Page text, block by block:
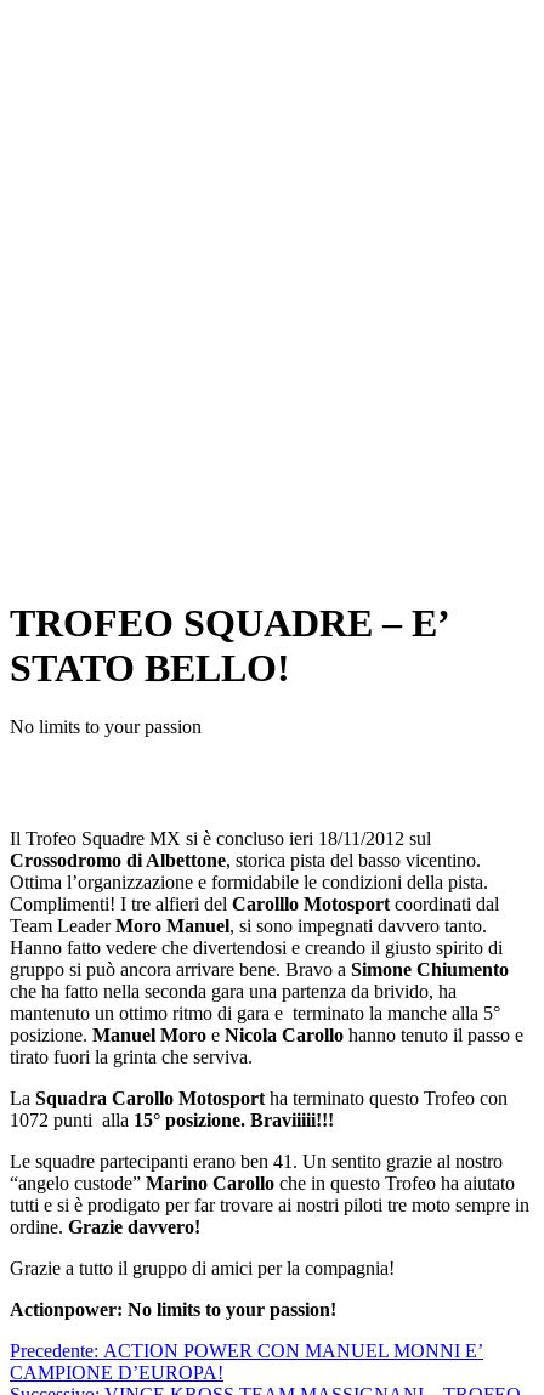
TROFEO SQUADRE – E’
STATO BELLO!
No limits to your passion
Il Trofeo Squadre MX si è concluso ieri 18/11/2012 sul
Crossodromo di Albettone, storica pista del basso vicentino.
Ottima l’organizzazione e formidabile le condizioni della pista.
Complimenti! I tre alfieri del Carolllo Motosportcoordinati dal
Team LeaderMoro Manuel, si sono impegnati davvero tanto.
Hanno fatto vedere che divertendosi e creando il giusto spirito di
gruppo si può ancora arrivare bene. Bravo a Simone Chiumento
che ha fatto nella seconda gara una partenza da brivido, ha
mantenuto un ottimo ritmo di gara e terminato la manche alla 5°
posizione. Manuel Moro e Nicola Carollo hanno tenuto il passo e
tirato fuori la grinta che serviva.
La Squadra Carollo Motosportha terminato questo Trofeo con
1072 punti alla 15° posizione. Braviiiii!!!
Le squadre partecipanti erano ben 41. Un sentito grazie al nostro
“angelo custode” Marino Carollo che in questo Trofeo ha aiutato
tutti e si è prodigato per far trovare ai nostri piloti tre moto sempre in
ordine. Grazie davvero!
Grazie a tutto il gruppo di amici per la compagnia!
Actionpower: No limits to your passion!
Navigazione
articoli
Precedente: Articolo
precedente:
ACTION POWER CON MANUEL MONNI E’
CAMPIONE D’EUROPA!